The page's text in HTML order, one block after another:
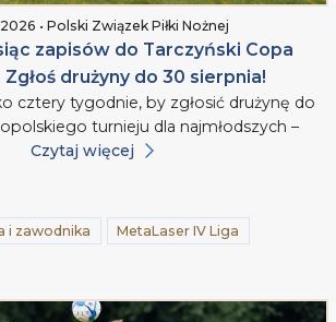
• Polski Związek Piłki Nożnej
zapisów do Tarczyński Copa
Zgłoś drużyny do 30 sierpnia!
cztery tygodnie, by zgłosić drużynę do
turnieju dla najmłodszych –
Czytaj więcej
i zawodnika MetaLaser IV Liga